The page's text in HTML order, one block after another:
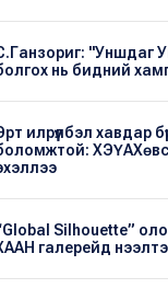
"Уншдаг
нь бидний
илрүүлбэл хавдар
Silhouette”
галерейд